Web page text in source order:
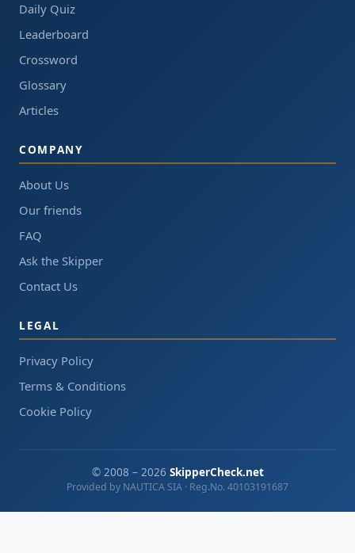
Daily Quiz
Leaderboard
Crossword
Glossary
Articles
COMPANY
About Us
Our friends
FAQ
Ask the Skipper
Contact Us
LEGAL
Privacy Policy
Terms & Conditions
Cookie Policy
© 2008 – 2026 SkipperCheck.net
Provided by NAUTICA SIA · Reg.No. 40103191687